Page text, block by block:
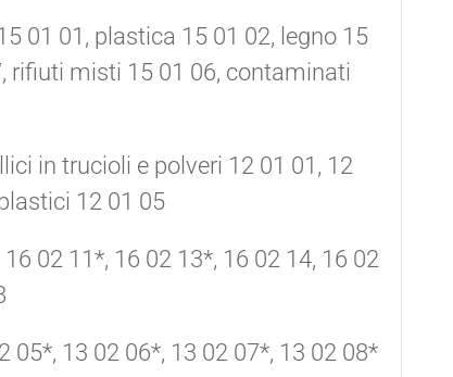
01 01, plastica 15 01 02, legno 15
rifiuti misti 15 01 06, contaminati
in trucioli e polveri 12 01 01, 12
12 01 05
16 02 11*, 16 02 13*, 16 02 14, 16 02
05*, 13 02 06*, 13 02 07*, 13 02 08*